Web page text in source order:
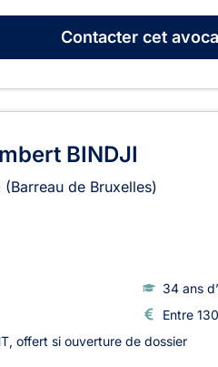
Contactercet
BINDJI
(Barreau de Bruxelles)
34 ans
Entre
offert si ouverture de dossier